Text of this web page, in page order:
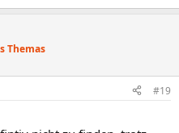
Themas
#19